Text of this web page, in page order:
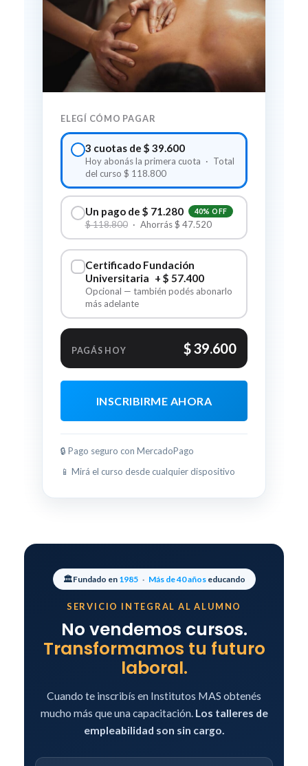
ELEGÍ CÓMO PAGAR
3 cuotas de $ 39.600
Hoy abonás la primera cuota · Total
del curso $ 118.800
Un pago de $ 71.280 40% OFF
$ 118.800· Ahorrás $ 47.520
Certificado Fundación
Universitaria + $ 57.400
Opcional — también podés abonarlo
más adelante
PAGÁS HOY $ 39.600
INSCRIBIRME AHORA
🔒 Pago seguro con MercadoPago
📱 Mirá el curso desde cualquier dispositivo
🏛️Fundado en 1985 · Más de 40 añoseducando
SERVICIO INTEGRAL AL ALUMNO
No vendemos cursos.
Transformamos tu futuro
laboral.
Cuando te inscribís en Institutos MAS obtenés
mucho más que una capacitación. Los talleres de
empleabilidad son sin cargo.